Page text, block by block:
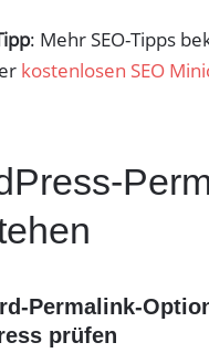
: Mehr SEO-Tipps
kostenlosen SEO
Permalink-
prüfen